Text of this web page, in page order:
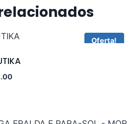
Oferta!